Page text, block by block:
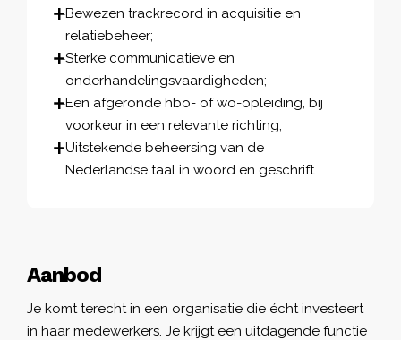
Aanbod
Je komt terecht in een organisatie die écht investeert
in haar medewerkers. Je krijgt een uitdagende functie
Bewezen trackrecord in acquisitie en
relatiebeheer;
Sterke communicatieve en
onderhandelingsvaardigheden;
Een afgeronde hbo- of wo-opleiding, bij
voorkeur in een relevante richting;
Uitstekende beheersing van de
Nederlandse taal in woord en geschrift.